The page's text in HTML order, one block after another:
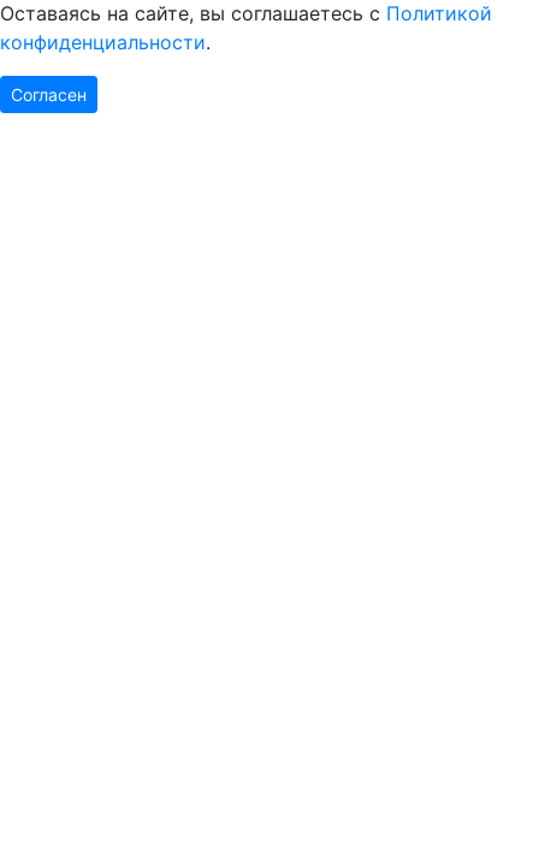
Оставаясь на сайте, вы соглашаетесь с Политикой
конфиденциальности.
Согласен